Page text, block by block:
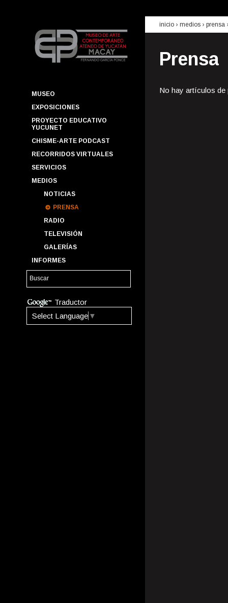
MUSEO
EXPOSICIONES
PROYECTO EDUCATIVO
YUCUNET
CHISME-ARTE PODCAST
RECORRIDOS VIRTUALES
SERVICIOS
MEDIOS
NOTICIAS
PRENSA
RADIO
TELEVISIÓN
GALERÍAS
INFORMES
Traductor
Select Language ▼
inicio › medios › prensa
Prensa
No hay artículos de